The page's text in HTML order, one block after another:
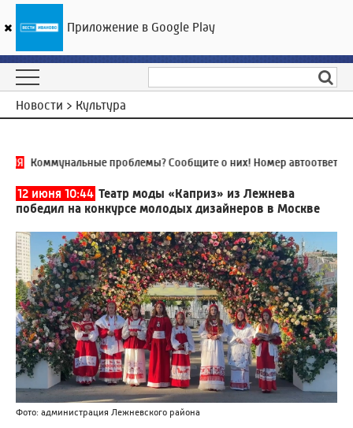
ГТРК «Ивтелерадио»
Новости > Культура
Коммунальные проблемы? Сообщите о них! Номер
12 июня 10:44 Театр моды «Каприз» из Лежнева
победил на конкурсе молодых дизайнеров в Москве
Фото: администрация Лежневского района
Приложение в Google Play